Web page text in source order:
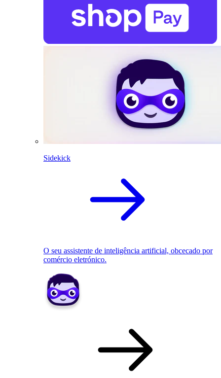
Sidekick
O seu assistente de inteligência artificial, obcecado por
comércio eletrónico.